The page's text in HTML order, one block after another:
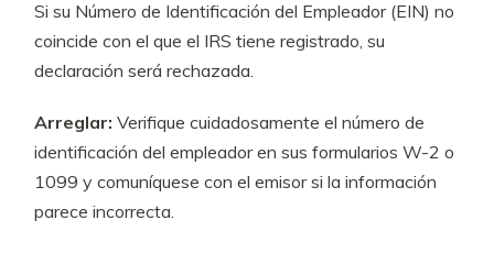
Si su Número de Identificación del Empleador (EIN) no
coincide con el que el IRS tiene registrado, su
declaración será rechazada.
Arreglar:Verifique cuidadosamente el número de
identificación del empleador en sus formularios W-2 o
1099 y comuníquese con el emisor si la información
parece incorrecta.